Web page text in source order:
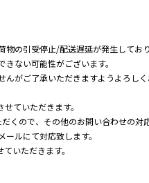
の引受停止/配送遅延が発生しており
ない可能性がございます。
がご了承いただきますようよろしく
ていただきます。
くので、その他のお問い合わせの対
ルにて対応致します。
いただきます。